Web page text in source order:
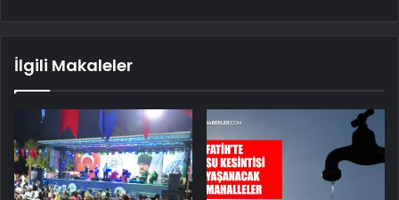
İlgili Makaleler